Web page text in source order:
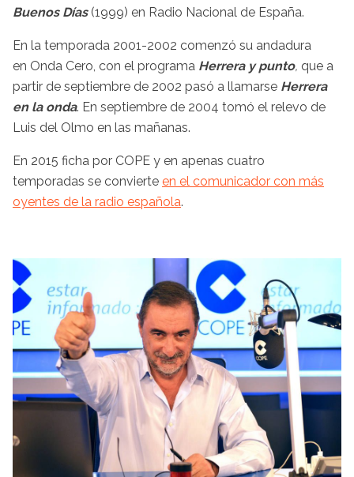
Buenos Días (1999) en Radio Nacional de España.
En la temporada 2001-2002 comenzó su andadura
en Onda Cero, con el programa Herrera y punto, que a
partir de septiembre de 2002 pasó a llamarse Herrera
en la onda. En septiembre de 2004 tomó el relevo de
Luis del Olmo en las mañanas.
En 2015 ficha por COPE y en apenas cuatro
temporadas se convierte en el comunicador con más
oyentes de la radio española.